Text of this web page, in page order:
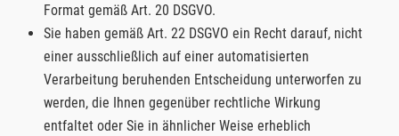
Format gemäß Art. 20 DSGVO.
Sie haben gemäß Art. 22 DSGVO ein Recht darauf, nicht
einer ausschließlich auf einer automatisierten
Verarbeitung beruhenden Entscheidung unterworfen zu
werden, die Ihnen gegenüber rechtliche Wirkung
entfaltet oder Sie in ähnlicher Weise erheblich